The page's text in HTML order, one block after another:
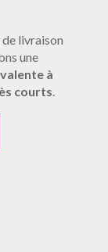
livraison
une
à
courts.